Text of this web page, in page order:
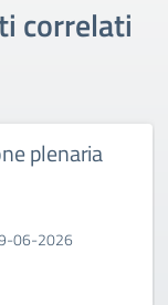
correlati
plenaria
06-2026